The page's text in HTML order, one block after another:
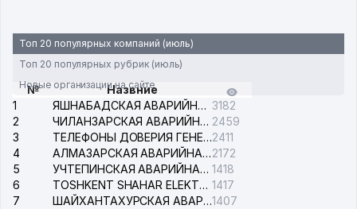
Топ 20 популярных компаний (июль)
Топ 20 популярных рубрик (июль)
Новые организации на сайте
№
Назвние
1
ЯШНАБАДСКАЯ АВАРИЙНАЯ СЛУЖБА ЭЛЕКТРОСЕТИ 3182
2
ЧИЛАНЗАРСКАЯ АВАРИЙНАЯ СЛУЖБА ЭЛЕКТРОСЕТИ 2459
3
ТЕЛЕФОНЫ ДОВЕРИЯ ГЕНЕРАЛЬНОЙ ПРОКУРАТУРЫ РЕСПУБЛИКИ УЗБЕКИСТАН2411
4
АЛМАЗАРСКАЯ АВАРИЙНАЯ СЛУЖБА ЭЛЕКТРОСЕТИ2172
5
УЧТЕПИНСКАЯ АВАРИЙНАЯ СЛУЖБА ЭЛЕКТРОСЕТИ 1418
6
TOSHKENT SHAHAR ELEKTR TARMOQLARI KORXONASI АО 1417
7
ШАЙХАНТАХУРСКАЯ АВАРИЙНАЯ СЛУЖБА ЭЛЕКТРОСЕТИ1407